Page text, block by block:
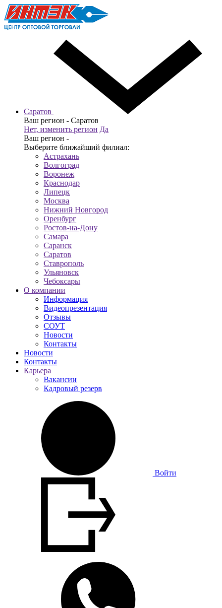
Саратов
Ваш регион - Саратов
Нет, изменить регион Да
Ваш регион -
Выберите ближайший филиал:
Астрахань
Волгоград
Воронеж
Краснодар
Липецк
Москва
Нижний Новгород
Оренбург
Ростов-на-Дону
Самара
Саранск
Саратов
Ставрополь
Ульяновск
Чебоксары
О компании
Информация
Видеопрезентация
Отзывы
СОУТ
Новости
Контакты
Новости
Контакты
Карьера
Вакансии
Кадровый резерв
Войти